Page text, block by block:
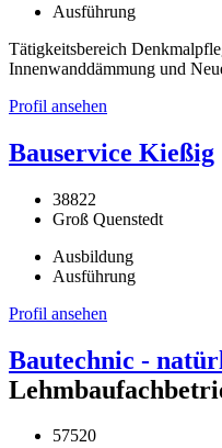
Ausführung
Tätigkeitsbereich
Innenwanddämmung und
Profil ansehen
Bauservice Kießig
38822
Groß Quenstedt
Ausbildung
Ausführung
Profil ansehen
Bautechnic -
57520